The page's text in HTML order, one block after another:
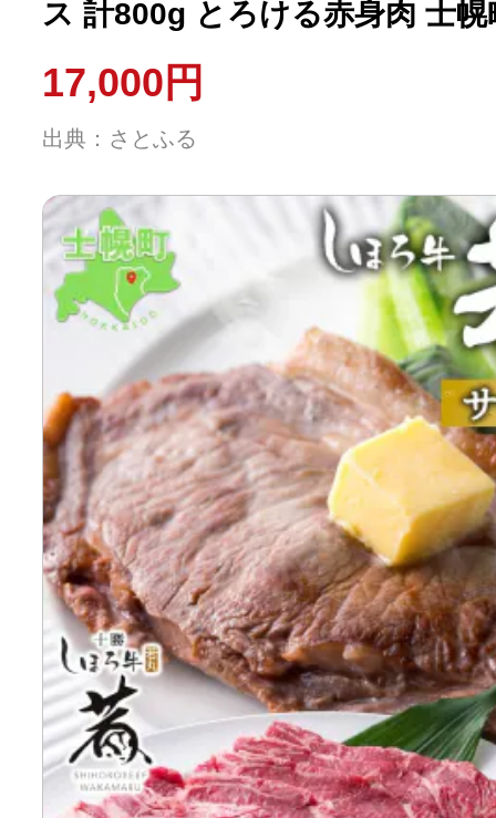
ス 計800g とろける赤身肉 士幌
17,000円
出典：さとふる